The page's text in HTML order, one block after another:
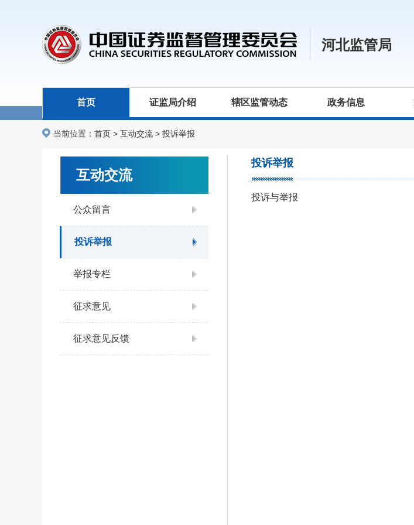
河北监管局
首页 证监局介绍 辖区监管动态 政务信息
当前位置： 首页 > 互动交流 > 投诉举报
互动交流
公众留言
投诉举报
举报专栏
征求意见
征求意见反馈
投诉举报
投诉与举报